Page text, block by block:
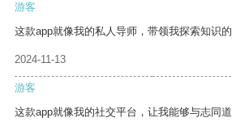
游客
这款app就像我的私人导师，带领我探索知识的
2024-11-13
游客
这款app就像我的社交平台，让我能够与志同道